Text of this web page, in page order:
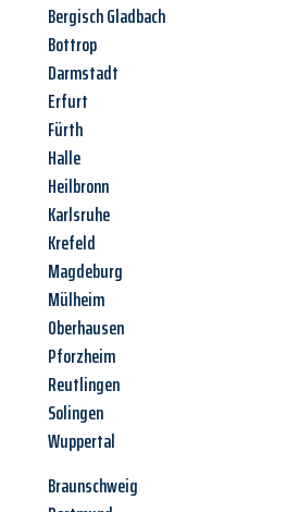
Bergisch Gladbach
Bottrop
Darmstadt
Erfurt
Fürth
Halle
Heilbronn
Karlsruhe
Krefeld
Magdeburg
Mülheim
Oberhausen
Pforzheim
Reutlingen
Solingen
Wuppertal
Braunschweig